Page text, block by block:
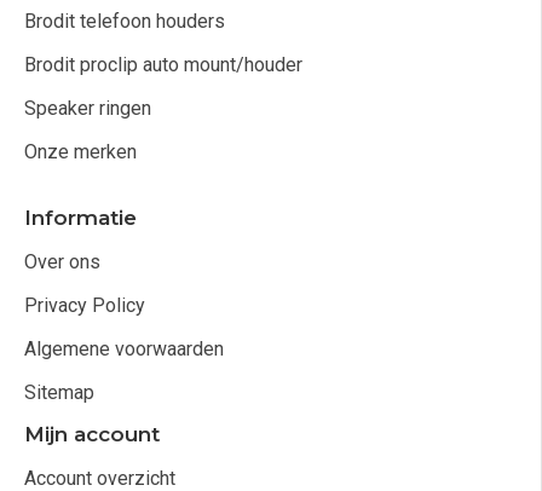
Brodit telefoon houders
Brodit proclip auto mount/houder
Speaker ringen
Onze merken
Informatie
Over ons
Privacy Policy
Algemene voorwaarden
Sitemap
Mijn account
Account overzicht